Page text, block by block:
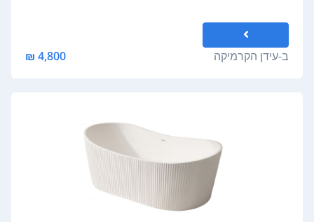
ב-עידן הקרמיקה 4,800 ₪